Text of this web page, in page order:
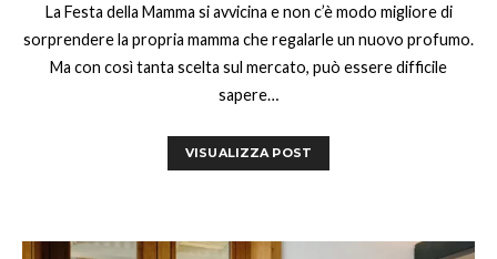
La Festa della Mamma si avvicina e non c’è modo migliore di
sorprendere la propria mamma che regalarle un nuovo profumo.
Ma con così tanta scelta sul mercato, può essere difficile
sapere…
VISUALIZZA POST